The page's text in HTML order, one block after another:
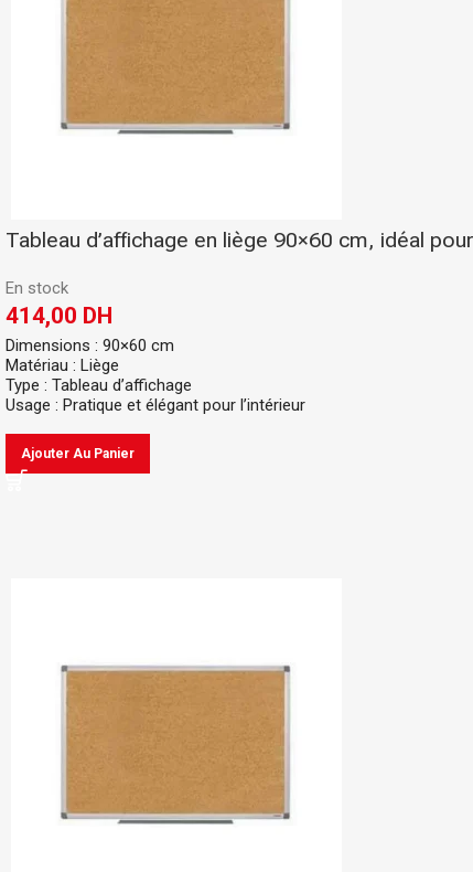
Tableau d’affichage en liège 90×60 cm, idéal
En stock
414,00 DH
Dimensions : 90×60 cm
Matériau : Liège
Type : Tableau d’affichage
Usage : Pratique et élégant pour l’intérieur
Ajouter Au Panier